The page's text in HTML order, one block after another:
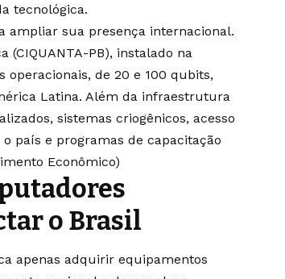
tecnológica.
ampliar sua presença internacional.
(CIQUANTA-PB), instalado na
de 20 e 100 qubits,
Latina. Além da infraestrutura
sistemas criogênicos, acesso
país e programas de capacitação
Econômico)
o Brasil
apenas adquirir equipamentos